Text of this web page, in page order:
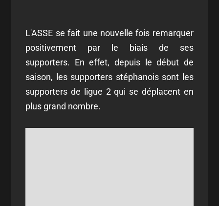
L'ASSE se fait une nouvelle fois remarquer
positivement par le biais de ses
supporters. En effet, depuis le début de
saison, les supporters stéphanois sont les
supporters de ligue 2 qui se déplacent en
plus grand nombre.